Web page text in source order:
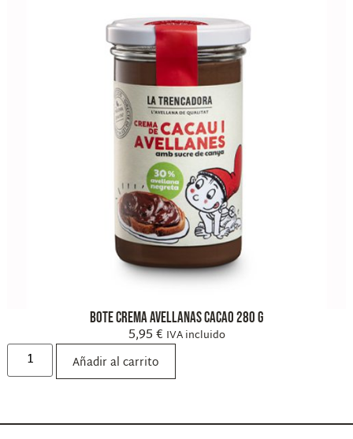
Bote Crema Avellanas Cacao 280 g
5,95€ IVA incluido
Añadir al carrito